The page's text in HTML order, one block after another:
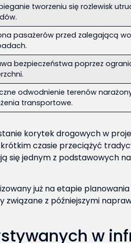
tworzeniu się rozlewisk
pasażerów przed zalegającą
bezpieczeństwa poprzez
odwodnienie terenów
transportowe.
korytek drogowych w
czasie przeciążyć
się jednym z podstawowych
już na etapie planowania
z późniejszymi
w